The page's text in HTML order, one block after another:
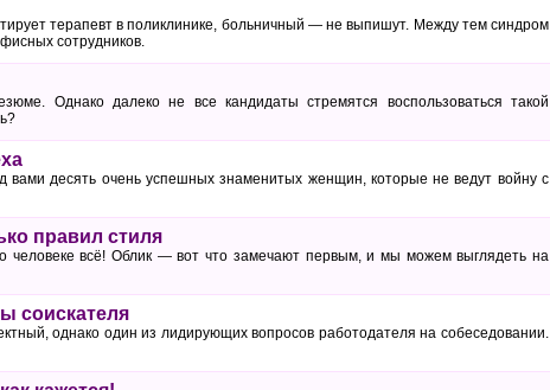
терапевт в поликлинике, больничный — не выпишут. Между тем синдром
сотрудников.
Однако далеко не все кандидаты стремятся воспользоваться такой
десять очень успешных знаменитых женщин, которые не ведут войну с
правил стиля
человеке всё! Облик — вот что замечают первым, и мы можем выглядеть на
соискателя
однако один из лидирующих вопросов работодателя на собеседовании.